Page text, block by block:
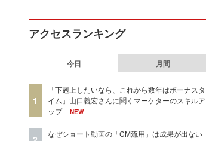
アクセスランキング
今日 月間
1
「下剋上したいなら、これから数年はボーナスタ
イム」山口義宏さんに聞くマーケターのスキルア
ップ
NEW
なぜショート動画の「CM流用」は成果が出ない